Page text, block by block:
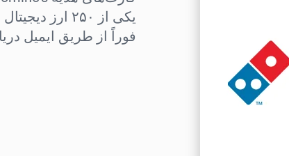
یکی از ۲۵۰
فوراً از طریق ایمیل